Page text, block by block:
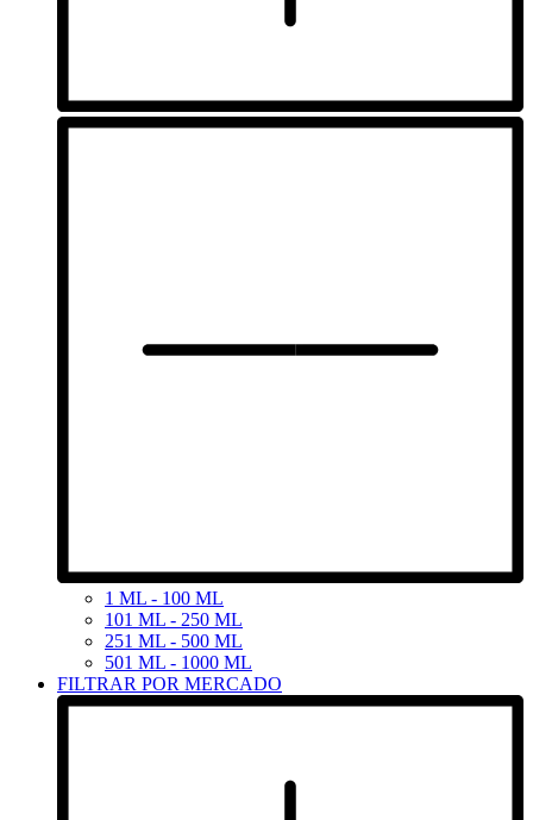
1 ML - 100 ML
101 ML - 250 ML
251 ML - 500 ML
501 ML - 1000 ML
FILTRAR POR MERCADO